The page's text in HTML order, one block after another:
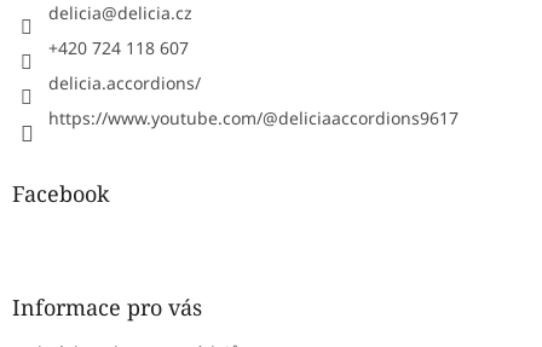
delicia@delicia.cz
+420 724 118 607
delicia.accordions/
https://www.youtube.com/@deliciaaccordions9617
Facebook
Informace pro vás